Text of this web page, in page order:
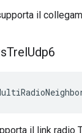
il
TrelUdp6
il link radio